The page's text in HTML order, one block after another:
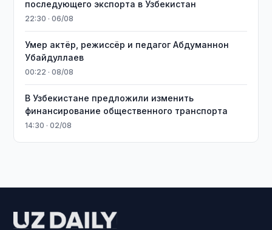
последующего экспорта в Узбекистан
22:30 · 06/08
Умер актёр, режиссёр и педагог Абдуманнон
Убайдуллаев
00:22 · 08/08
В Узбекистане предложили изменить
финансирование общественного транспорта
14:30 · 02/08